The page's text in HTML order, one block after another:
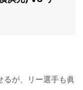
るが、リー選手も眞